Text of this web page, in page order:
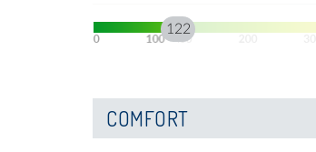
122
COMFORT